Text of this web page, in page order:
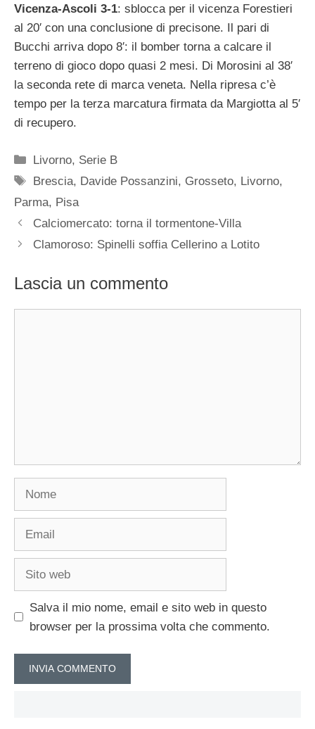
Vicenza-Ascoli 3-1: sblocca per il vicenza Forestieri
al 20′ con una conclusione di precisone. Il pari di
Bucchi arriva dopo 8′: il bomber torna a calcare il
terreno di gioco dopo quasi 2 mesi. Di Morosini al 38′
la seconda rete di marca veneta. Nella ripresa c’è
tempo per la terza marcatura firmata da Margiotta al 5′
di recupero.
Categorie
Livorno, Serie B
Tag
Brescia, Davide Possanzini, Grosseto, Livorno,
Parma, Pisa
Calciomercato: torna il tormentone-Villa
Clamoroso: Spinelli soffia Cellerino a Lotito
Lascia un commento
Salva il mio nome, email e sito web in questo
browser per la prossima volta che commento.